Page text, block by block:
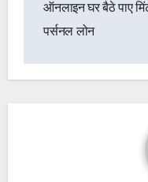
ऑनलाइन घर बैठे पाए
पर्सनल लोन